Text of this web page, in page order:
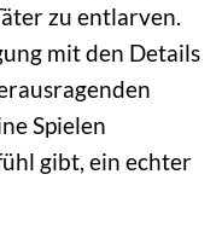
zu entlarven.
mit den Details
Spielen
gibt, ein echter